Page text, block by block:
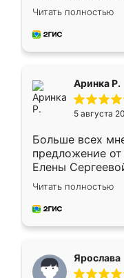
Замерщик
делу со всей
за день, ребята
Читать полностью
Аринка Р.
5 августа
Больше всех
предложение
Елены
короткие сроки
для замера
предложил по
Читать полностью
Ярослава